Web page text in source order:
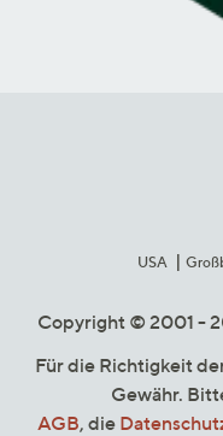
USA
Copyright © 2001 -
Für die Richtigkeit
Gewähr.
AGB, die